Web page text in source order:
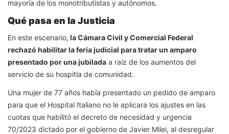
mayoría de los monotributistas y autónomos.
Qué pasa en la Justicia
En este escenario, la Cámara Civil y Comercial Federal
rechazó habilitar la feria judicial para tratar un amparo
presentado por una jubilada a raíz de los aumentos del
servicio de su hospitla de comunidad.
Una mujer de 77 años había presentado un pedido de amparo
para que el Hospital Italiano no le aplicara los ajustes en las
cuotas que habilitó el decreto de necesidad y urgencia
70/2023 dictado por el gobierno de Javier Milei, al desregular